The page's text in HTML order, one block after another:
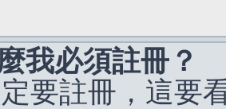
我必須註冊？
要註冊，這要